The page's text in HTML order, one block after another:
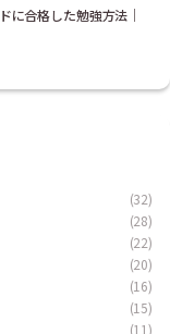
に合格した勉強方法｜
(32)
(28)
(22)
(20)
(16)
(15)
(11)